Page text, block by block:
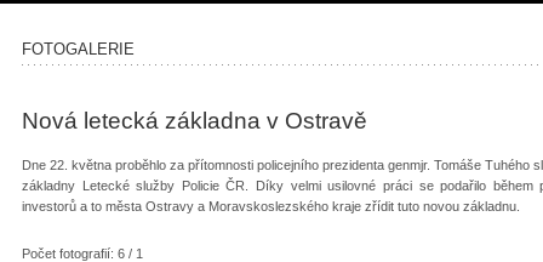
FOTOGALERIE
Nová letecká základna v Ostravě
Dne 22. května proběhlo za přítomnosti policejního prezidenta genmjr. Tomáše
základny Letecké služby Policie ČR. Díky velmi usilovné práci se podařilo během
investorů a to města Ostravy a Moravskoslezského kraje zřídit tuto novou základnu.
Počet fotografií: 6 / 1